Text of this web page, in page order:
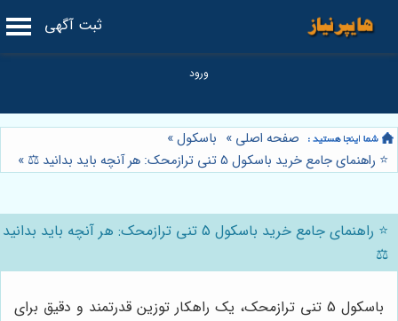
ثبت آگهی
صفحه اصلی » باسکول»
⭐️ راهنمای جامع خرید باسکول 5 تنی ترازمحک: هر آنچه باید بدانید ⚖️
»
⭐️ راهنمای جامع خرید باسکول 5 تنی ترازمحک: هر آنچه باید بدانید
⚖️
باسکول 5 تنی ترازمحک، یک راهکار توزین قدرتمند و دقیق برای